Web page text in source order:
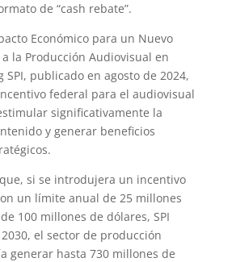
de “cash rebate”.
Económico para un Nuevo
la Producción Audiovisual en
SPI, publicado en agosto de 2024,
federal para el audiovisual
significativamente la
y generar beneficios
si se introdujera un incentivo
un límite anual de 25 millones
100 millones de dólares, SPI
el sector de producción
generar hasta 730 millones de